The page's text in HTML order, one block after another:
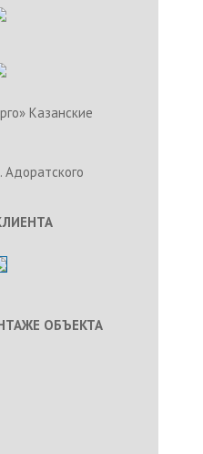
Казанские
Адоратского
ОБЪЕКТА